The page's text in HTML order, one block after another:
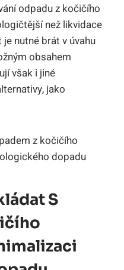
odpadu z kočičího
než likvidace
nutné brát v úvahu
obsahem
však i jiné
jako
S